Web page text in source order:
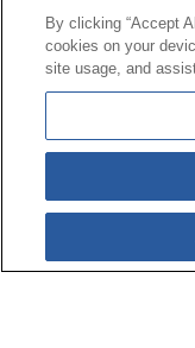
Línea Universal
Prestaciones
© Mutua
Política de
By clicking “Accept
cookies on your
site usage, and